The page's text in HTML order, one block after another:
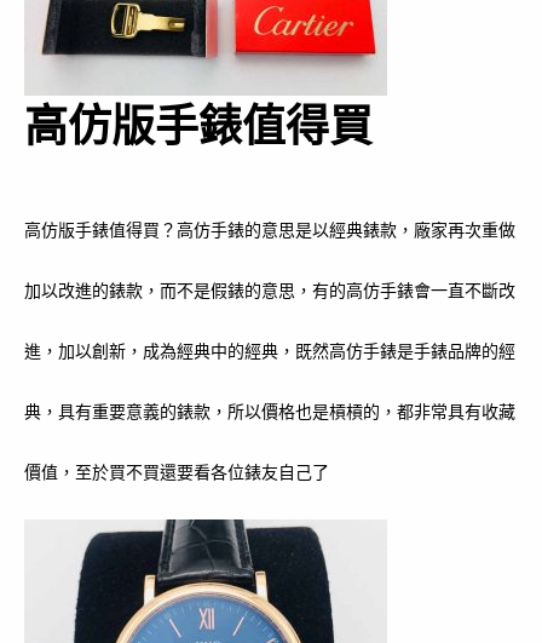
高仿版手錶值得買
高仿版手錶值得買？高仿手錶的意思是以經典錶款，廠家再次重做
加以改進的錶款，而不是假錶的意思，有的高仿手錶會一直不斷改
進，加以創新，成為經典中的經典，既然高仿手錶是手錶品牌的經
典，具有重要意義的錶款，所以價格也是槓槓的，都非常具有收藏
價值，至於買不買還要看各位錶友自己了